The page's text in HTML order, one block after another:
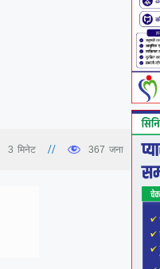
3 मिनेट 367 जना